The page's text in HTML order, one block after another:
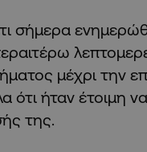
σήμερα
μέχρι την
ότι ήταν έτοιμη
της.